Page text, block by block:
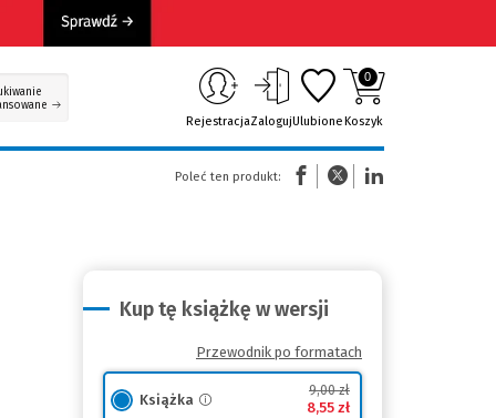
RejestracjaZalogujUlubione
0
Koszyk
Poleć ten produkt:
(Nowe okno)(Link do innej strony)
Kup tę książkę w wersji
Przewodnik po formatach
Książka
9,00 zł
8,55 zł